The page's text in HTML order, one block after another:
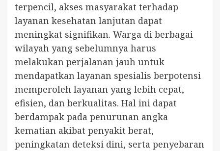
terpencil, akses masyarakat terhadap
layanan kesehatan lanjutan dapat
meningkat signifikan. Warga di berbagai
wilayah yang sebelumnya harus
melakukan perjalanan jauh untuk
mendapatkan layanan spesialis berpotensi
memperoleh layanan yang lebih cepat,
efisien, dan berkualitas. Hal ini dapat
berdampak pada penurunan angka
kematian akibat penyakit berat,
peningkatan deteksi dini, serta penyebaran